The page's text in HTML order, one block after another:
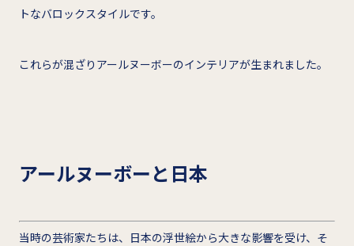
トなバロックスタイルです。
これらが混ざりアールヌーボーのインテリアが生まれました。
アールヌーボーと日本
当時の芸術家たちは、日本の浮世絵から大きな影響を受け、そ